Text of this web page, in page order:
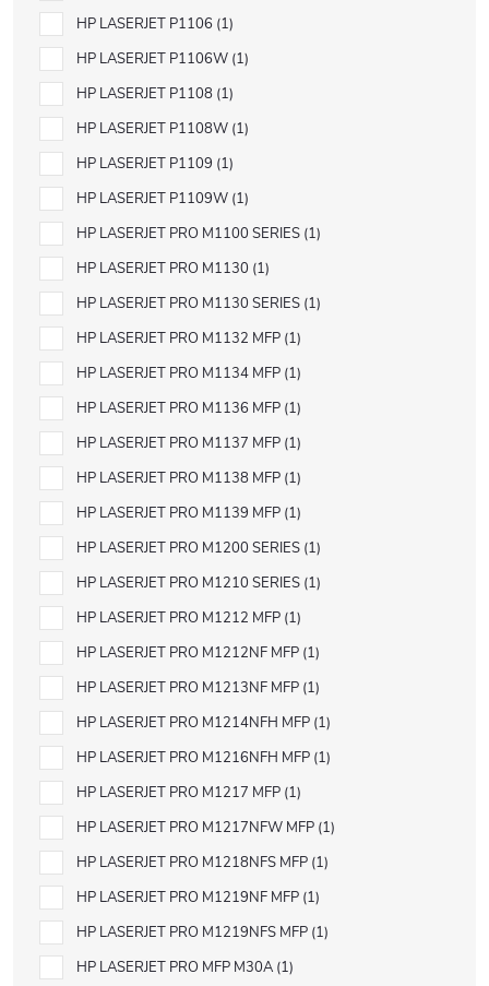
HP LASERJET P1106 1
HP LASERJET P1106W 1
HP LASERJET P1108 1
HP LASERJET P1108W 1
HP LASERJET P1109 1
HP LASERJET P1109W 1
HP LASERJET PRO M1100 SERIES 1
HP LASERJET PRO M1130 1
HP LASERJET PRO M1130 SERIES 1
HP LASERJET PRO M1132 MFP 1
HP LASERJET PRO M1134 MFP 1
HP LASERJET PRO M1136 MFP 1
HP LASERJET PRO M1137 MFP 1
HP LASERJET PRO M1138 MFP 1
HP LASERJET PRO M1139 MFP 1
HP LASERJET PRO M1200 SERIES 1
HP LASERJET PRO M1210 SERIES 1
HP LASERJET PRO M1212 MFP 1
HP LASERJET PRO M1212NF MFP 1
HP LASERJET PRO M1213NF MFP 1
HP LASERJET PRO M1214NFH MFP 1
HP LASERJET PRO M1216NFH MFP 1
HP LASERJET PRO M1217 MFP 1
HP LASERJET PRO M1217NFW MFP 1
HP LASERJET PRO M1218NFS MFP 1
HP LASERJET PRO M1219NF MFP 1
HP LASERJET PRO M1219NFS MFP 1
HP LASERJET PRO MFP M30A 1